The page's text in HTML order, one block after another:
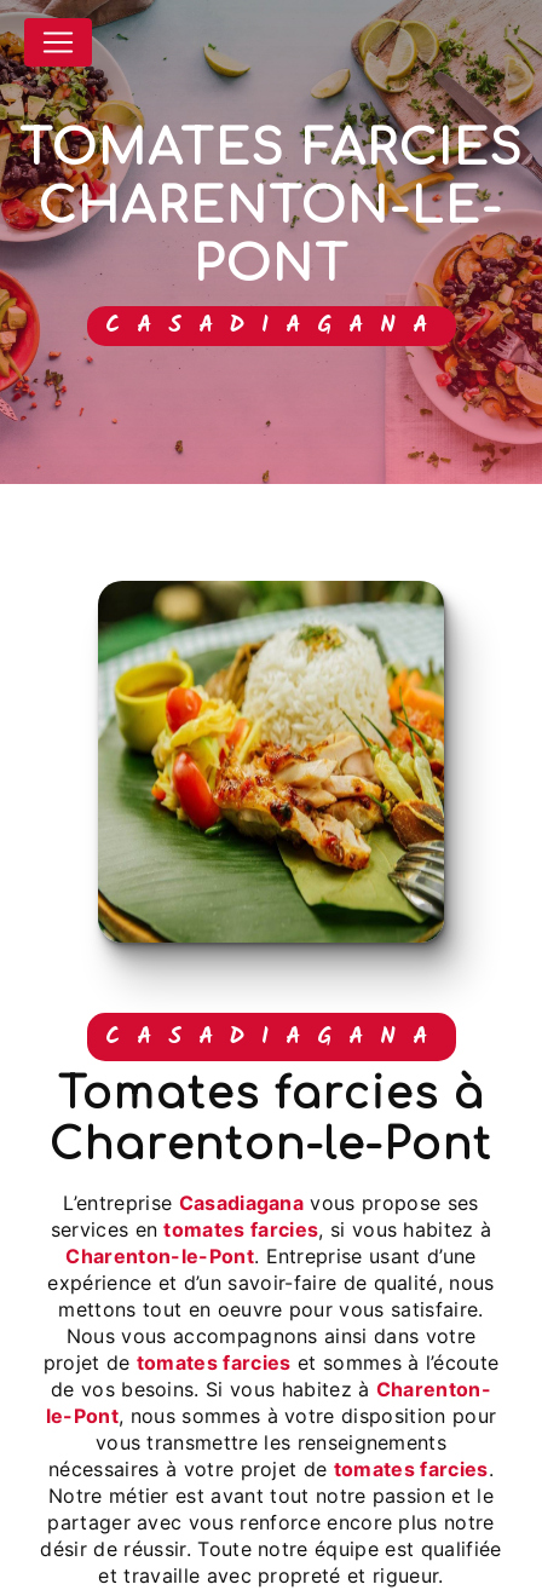
TOMATES FARCIES
CHARENTON-LE-
PONT
CASADIAGANA
CASADIAGANA
tomates farcies à
Charenton-le-Pont
L’entreprise Casadiagana vous propose ses
services entomates farcies, si vous habitez à
Charenton-le-Pont. Entreprise usant d’une
expérience et d’un savoir-faire de qualité, nous
mettons tout en oeuvre pour vous satisfaire.
Nous vous accompagnons ainsi dans votre
projet de tomates farcies et sommes à l’écoute
de vos besoins. Si vous habitez à Charenton-
le-Pont, nous sommes à votre disposition pour
vous transmettre les renseignements
nécessaires à votre projet de tomates farcies.
Notre métier est avant tout notre passion et le
partager avec vous renforce encore plus notre
désir de réussir. Toute notre équipe est qualifiée
et travaille avec propreté et rigueur.
Panneau de gestion des cookies